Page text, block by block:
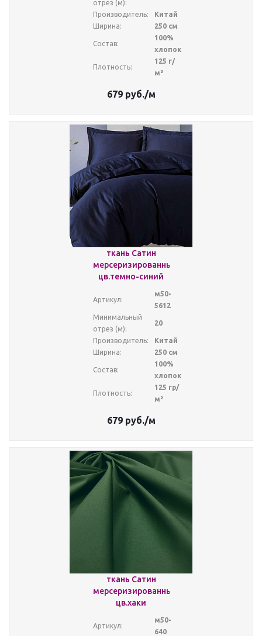
отрез (м):
Производитель:
Китай
Ширина:
250 см
Состав:
100%
хлопок
Плотность:
125 г/
м²
679руб./м
ткань Сатин
мерсеризированный
цв.темно-синий
Артикул:
м50-
5612
Минимальный
отрез (м):
20
Производитель:
Китай
Ширина:
250 см
Состав:
100%
хлопок
Плотность:
125 гр/
м²
679руб./м
ткань Сатин
мерсеризированный
цв.хаки
Артикул:
м50-
640